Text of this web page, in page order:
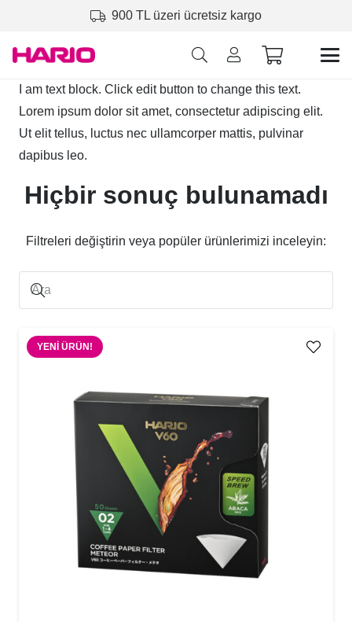
900 TL üzeri ücretsiz kargo
I am text block. Click edit button to change this text.
Lorem ipsum dolor sit amet, consectetur adipiscing elit.
Ut elit tellus, luctus nec ullamcorper mattis, pulvinar
dapibus leo.
Hiçbir sonuç bulunamadı
Filtreleri değiştirin veya popüler ürünlerimizi inceleyin:
YENI ÜRÜN!